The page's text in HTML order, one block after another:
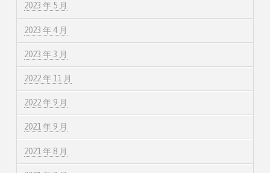
2023 年 5 月
2023 年 4 月
2023 年 3 月
2022 年 11 月
2022 年 9 月
2021 年 9 月
2021 年 8 月